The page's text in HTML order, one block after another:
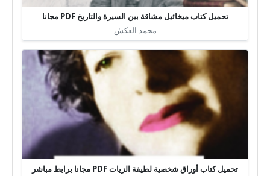
تحميل كتاب ميخائيل مشاقة بين السيرة والتاريخ PDF مجانا
محمد العكش
تحميل كتاب أوراق شخصية لطيفة الزيات PDF مجانا برابط مباشر